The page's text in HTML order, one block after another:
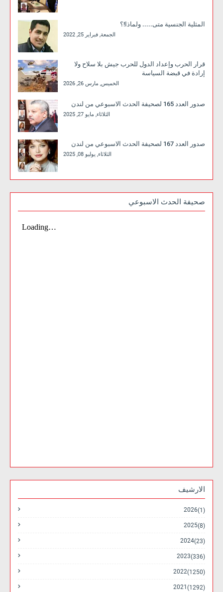
المثلية الجنسية متى..... ولماذا!؟
الجمعة, فبراير 25, 2022
قرار الحرب وإعداد الدول للحرب جيش بلا سلاح ولا
إرادة في قبضة السياسة
الخميس, مارس 26, 2026
صدور العدد 165 لصحيفة الحدث الاسبوعي من لندن
الثلاثاء, مايو 27, 2025
صدور العدد 167 لصحيفة الحدث الاسبوعي من لندن
الثلاثاء, يوليو 08, 2025
صحيفة الحدث الاسبوعي
الارشيف
2026 (1)
2025 (8)
2024 (23)
2023 (336)
2022 (1250)
2021 (1292)